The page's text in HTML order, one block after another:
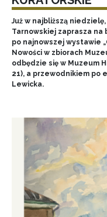
Już w najbliższą
Tarnowskiej zaprasza
po najnowszej wystawie
Nowości w zbiorach
odbędzie się w Muzeum
21), a przewodnikiem po
Lewicka.